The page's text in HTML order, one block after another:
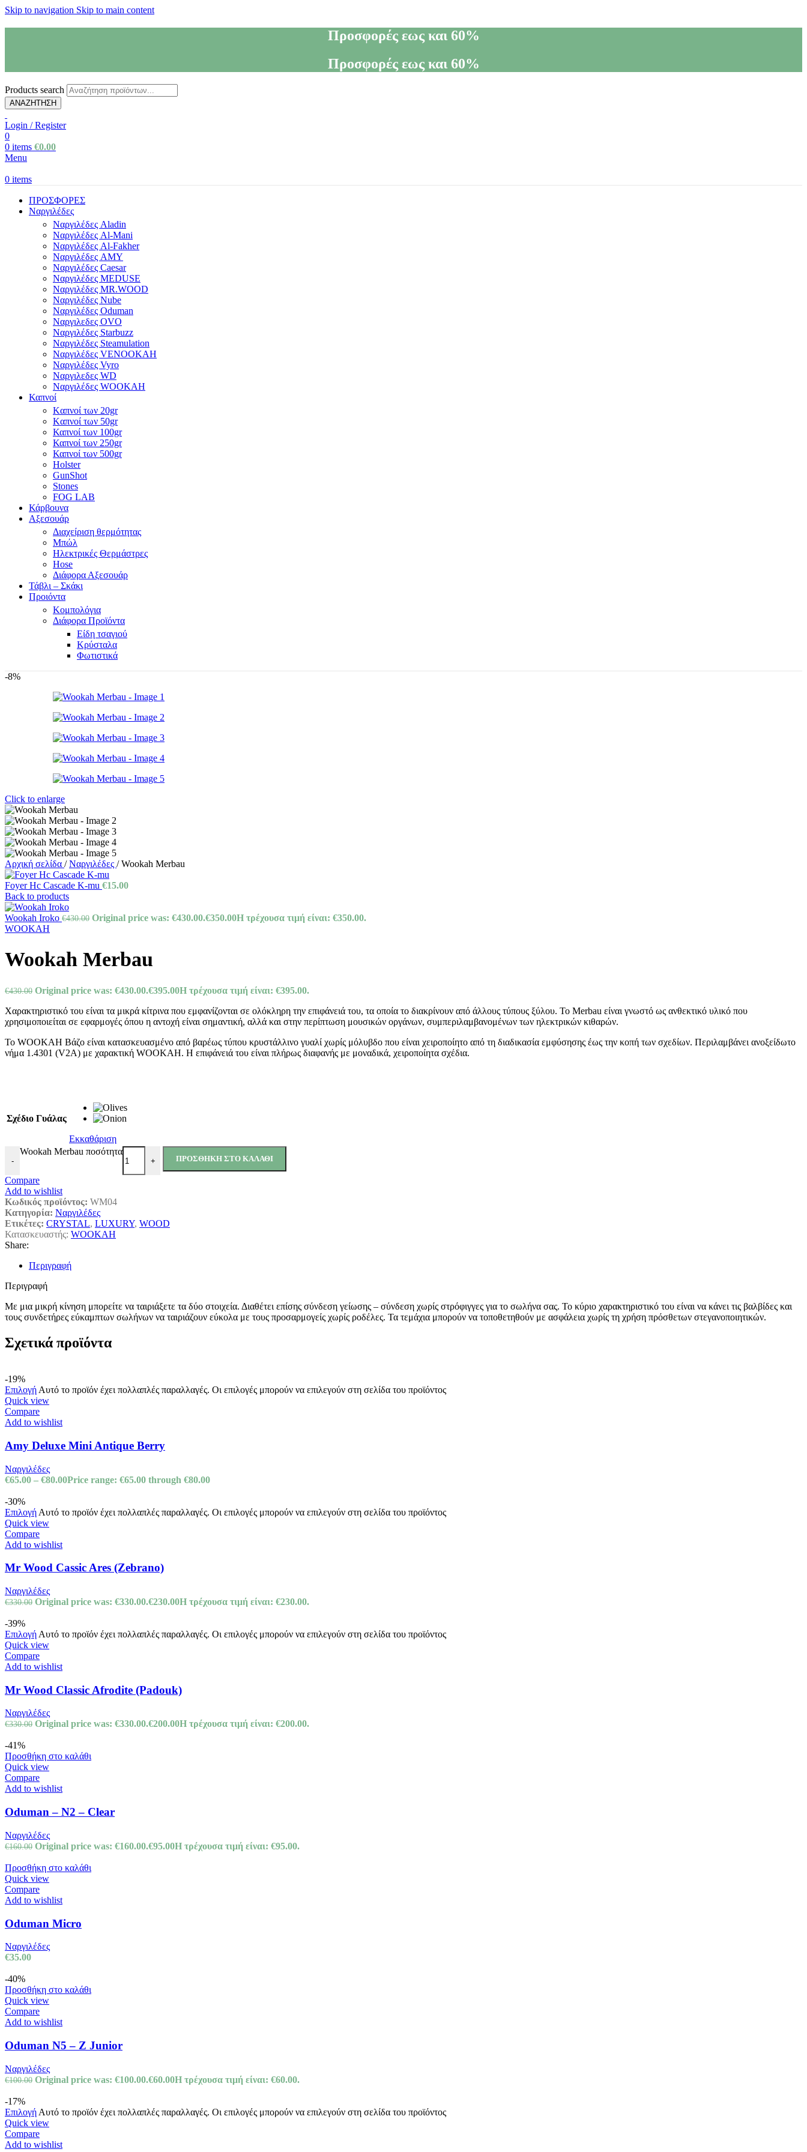
Skip to navigation Skip to main content
Προσφορές εως και 60%
Προσφορές εως και 60%
Products search
ΑΝΑΖΗΤΗΣΗ
Login / Register
0
0 items €0.00
Menu
0 items
ΠΡΟΣΦΟΡΕΣ
Ναργιλέδες
Ναργιλέδες Aladin
Ναργιλέδες Al-Mani
Ναργιλέδες Al-Fakher
Ναργιλέδες AΜΥ
Ναργιλέδες Caesar
Ναργιλέδες MEDUSE
Ναργιλέδες MR.WOOD
Ναργιλέδες Nube
Ναργιλέδες Oduman
Ναργιλεδες OVO
Ναργιλέδες Starbuzz
Ναργιλέδες Steamulation
Ναργιλέδες VENOOKAH
Ναργιλέδες Vyro
Ναργιλεδες WD
Ναργιλέδες WOOKAH
Καπνοί
Kαπνοί των 20gr
Kαπνοί των 50gr
Καπνοί των 100gr
Καπνοί των 250gr
Καπνοί των 500gr
Holster
GunShot
Stones
FOG LAB
Κάρβουνα
Αξεσουάρ
Διαχείριση θερμότητας
Μπώλ
Ηλεκτρικές Θερμάστρες
Hose
Διάφορα Αξεσουάρ
Τάβλι – Σκάκι
Προιόντα
Κομπολόγια
Διάφορα Προϊόντα
Είδη τσαγιού
Κρύσταλα
Φωτιστικά
-8%
Click to enlarge
Αρχική σελίδα / Ναργιλέδες / Wookah Merbau
Foyer Hc Cascade K-mu €15.00
Back to products
Wookah Iroko €430.00 Original price was: €430.00.€350.00Η τρέχουσα τιμή είναι: €350.00.
WOOKAH
Wookah Merbau
€430.00 Original price was: €430.00.€395.00Η τρέχουσα τιμή είναι: €395.00.
Χαρακτηριστικό του είναι τα μικρά κίτρινα που εμφανίζονται σε ολόκληρη την επιφάνειά του, τα οποία το διακρίνουν από άλλους τύπους ξύλου. Το Merbau είναι γνωστό ως ανθεκτικό υλικό που
χρησιμοποιείται σε εφαρμογές όπου η αντοχή είναι σημαντική, αλλά και στην περίπτωση μουσικών οργάνων, συμπεριλαμβανομένων των ηλεκτρικών κιθαρών.
Το WOOKAH Βάζο είναι κατασκευασμένο από βαρέως τύπου κρυστάλλινο γυαλί χωρίς μόλυβδο που είναι χειροποίητο από τη διαδικασία εμφύσησης έως την κοπή των σχεδίων. Περιλαμβάνει ανοξείδωτο
νήμα 1.4301 (V2A) με χαρακτική WOOKAH. Η επιφάνειά του είναι πλήρως διαφανής με μοναδικά, χειροποίητα σχέδια.
Σχέδιο Γυάλας
Εκκαθάριση
-
Wookah Merbau ποσότητα
+ ΠΡΟΣΘΉΚΗ ΣΤΟ ΚΑΛΆΘΙ
Compare
Add to wishlist
Κωδικός προϊόντος: WM04
Κατηγορία: Ναργιλέδες
Ετικέτες: CRYSTAL, LUXURY, WOOD
Κατασκευαστής: WOOKAH
Share:
Περιγραφή
Περιγραφή
Με μια μικρή κίνηση μπορείτε να ταιριάξετε τα δύο στοιχεία. Διαθέτει επίσης σύνδεση γείωσης – σύνδεση χωρίς στρόφιγγες για το σωλήνα σας. Το κύριο χαρακτηριστικό του είναι να κάνει τις βαλβίδες και
τους συνδετήρες εύκαμπτων σωλήνων να ταιριάζουν εύκολα με τους προσαρμογείς χωρίς ροδέλες. Τα τεμάχια μπορούν να τοποθετηθούν με ασφάλεια χωρίς τη χρήση πρόσθετων στεγανοποιητικών.
Σχετικά προϊόντα
-19%
Επιλογή Αυτό το προϊόν έχει πολλαπλές παραλλαγές. Οι επιλογές μπορούν να επιλεγούν στη σελίδα του προϊόντος
Quick view
Compare
Add to wishlist
Amy Deluxe Mini Antique Berry
Ναργιλέδες
€65.00 – €80.00Price range: €65.00 through €80.00
-30%
Επιλογή Αυτό το προϊόν έχει πολλαπλές παραλλαγές. Οι επιλογές μπορούν να επιλεγούν στη σελίδα του προϊόντος
Quick view
Compare
Add to wishlist
Mr Wood Cassic Ares (Zebrano)
Ναργιλέδες
€330.00 Original price was: €330.00.€230.00Η τρέχουσα τιμή είναι: €230.00.
-39%
Επιλογή Αυτό το προϊόν έχει πολλαπλές παραλλαγές. Οι επιλογές μπορούν να επιλεγούν στη σελίδα του προϊόντος
Quick view
Compare
Add to wishlist
Mr Wood Classic Afrodite (Padouk)
Ναργιλέδες
€330.00 Original price was: €330.00.€200.00Η τρέχουσα τιμή είναι: €200.00.
-41%
Προσθήκη στο καλάθι
Quick view
Compare
Add to wishlist
Oduman – N2 – Clear
Ναργιλέδες
€160.00 Original price was: €160.00.€95.00Η τρέχουσα τιμή είναι: €95.00.
Προσθήκη στο καλάθι
Quick view
Compare
Add to wishlist
Oduman Micro
Ναργιλέδες
€35.00
-40%
Προσθήκη στο καλάθι
Quick view
Compare
Add to wishlist
Oduman N5 – Z Junior
Ναργιλέδες
€100.00 Original price was: €100.00.€60.00Η τρέχουσα τιμή είναι: €60.00.
-17%
Επιλογή Αυτό το προϊόν έχει πολλαπλές παραλλαγές. Οι επιλογές μπορούν να επιλεγούν στη σελίδα του προϊόντος
Quick view
Compare
Add to wishlist